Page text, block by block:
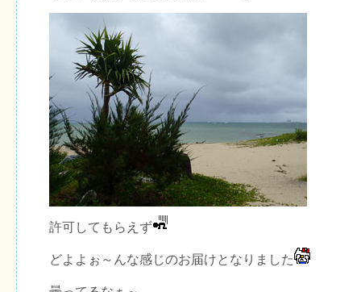
許可してもらえず
どよよぉ～んな感じのお届けとなりました